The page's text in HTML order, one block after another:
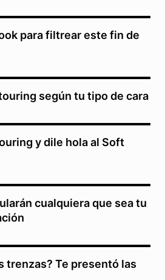
para filtrear este fin de
según tu tipo de cara
y dile hola al Soft
cualquiera que sea tu
trenzas? Te presentó las